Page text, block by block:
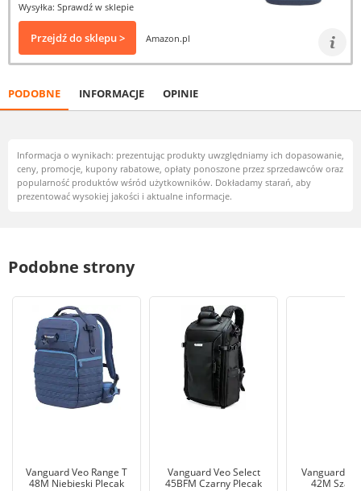
Wysyłka: Sprawdź w sklepie
Przejdź do sklepu > Amazon.pl
PODOBNE INFORMACJE OPINIE
Informacja o wynikach: prezentując produkty uwzględniamy ich dopasowanie,
ceny, promocje, kupony rabatowe, opłaty ponoszone przez sprzedawców oraz
popularność produktów wśród użytkowników. Dokładamy starań, aby
prezentować wysokiej jakości i aktualne informacje.
Podobne strony
Vanguard Veo Range T
48M Niebieski Plecak
Vanguard Veo Select
45BFM Czarny Plecak
Vanguard
42M Szary